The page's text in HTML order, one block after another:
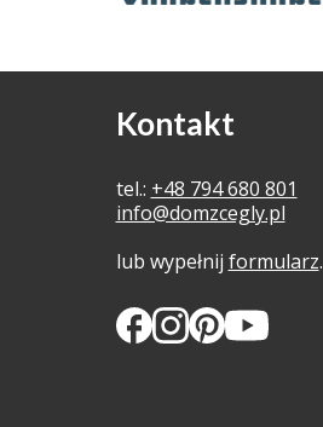
Kontakt
tel.: +48 794 680 801
info@domzcegly.pl
lub wypełnij formularz.